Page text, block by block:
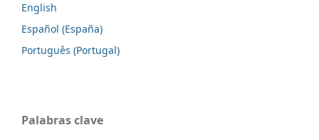
English
Español (España)
Português (Portugal)
Palabras clave